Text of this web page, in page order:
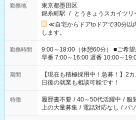
勤務地
東京都墨田区
錦糸町駅 / とうきょうスカイツリ
≪自宅からドアtoドアで30分
します。
勤務時間
9:00～18:00（休憩60分） ■ご希望があれば下記シフトもOK！
早番 7:00～16:00 遅番 10:00～19:00 「家族と休みを合わ
い」 「余裕を持って夕飯の準備が
たくない」 など、ご希望を教えてください
の方へ 今ご覧のお仕事で希望する
の勤務時間。 合計で週40時間を
期間
【現在も積極採用中！急募！】2
日後の就業も相談可能です！
特徴 履歴書不要 / 40～50代活躍中 / 服
上の大量募集 / 電話対応なし / パ